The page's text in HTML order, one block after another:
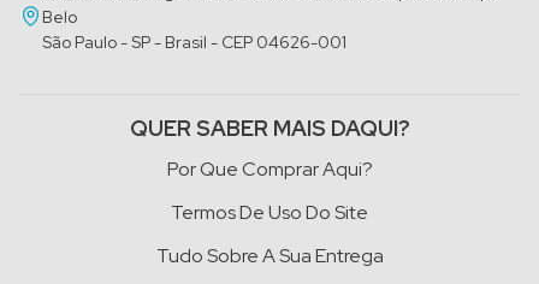
Belo
São Paulo - SP - Brasil - CEP 04626-001
QUER SABER MAIS DAQUI?
Por Que Comprar Aqui?
Termos De Uso Do Site
Tudo Sobre A Sua Entrega